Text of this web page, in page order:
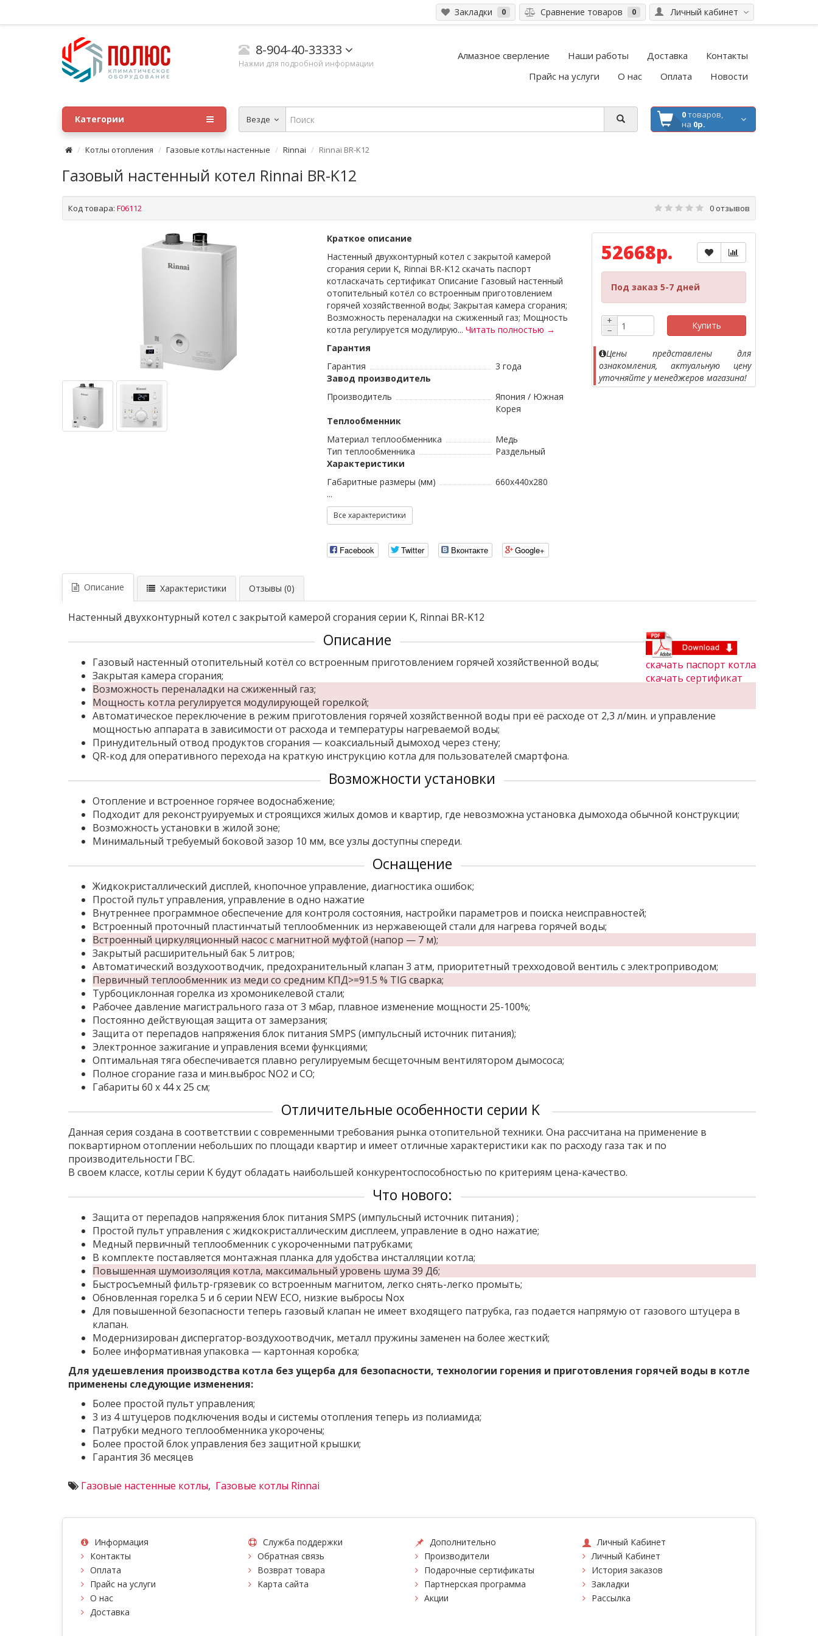
Личный кабинет
Закладки 0 Сравнение товаров 0
8-904-40-33333
Нажми для подробной информации
Алмазное сверление Наши работы Доставка
Контакты
Прайс на услуги
О нас Оплата Новости
Везде 0товаров,
на 0р.
Категории
Котлы отопления Газовые котлы настенные Rinnai Rinnai BR-K12
Газовый настенный котел Rinnai BR-K12
Код товара: F06112 0 отзывов
Краткое описание
Настенный двухконтурный котел с закрытой камерой
сгорания серии K, Rinnai BR-K12 скачать паспорт
котласкачать сертификат Описание Газовый настенный
отопительный котёл со встроенным приготовлением
горячей хозяйственной воды; Закрытая камера сгорания;
Возможность переналадки на сжиженный газ; Мощность
котла регулируется модулирую... Читать полностью →
Гарантия
Гарантия
3 года
Завод производитель
Производитель
Япония / Южная
Корея
Теплообменник
Материал теплообменника
Медь
Тип теплообменника
Раздельный
Характеристики
Габаритные размеры (мм)
660x440x280
...
Все характеристики
Facebook Twitter Вконтакте Google+
52668р.
Под заказ 5-7 дней
+
−
Купить
Цены представлены для
ознакомления, актуальную цену
уточняйте у менеджеров магазина!
Описание Характеристики Отзывы (0)
Настенный двухконтурный котел с закрытой камерой сгорания серии K, Rinnai BR-K12
скачать паспорт котла
скачать сертификат
Описание
Газовый настенный отопительный котёл со встроенным приготовлением горячей хозяйственной воды;
Закрытая камера сгорания;
Возможность переналадки на сжиженный газ;
Мощность котла регулируется модулирующей горелкой;
Автоматическое переключение в режим приготовления горячей хозяйственной воды при её расходе от 2,3 л/мин. и управление
мощностью аппарата в зависимости от расхода и температуры нагреваемой воды;
Принудительный отвод продуктов сгорания — коаксиальный дымоход через стену;
QR-код для оперативного перехода на краткую инструкцию котла для пользователей смартфона.
Возможности установки
Отопление и встроенное горячее водоснабжение;
Подходит для реконструируемых и строящихся жилых домов и квартир, где невозможна установка дымохода обычной конструкции;
Возможность установки в жилой зоне;
Минимальный требуемый боковой зазор 10 мм, все узлы доступны спереди.
Оснащение
Жидкокристаллический дисплей, кнопочное управление, диагностика ошибок;
Простой пульт управления, управление в одно нажатие
Внутреннее программное обеспечение для контроля состояния, настройки параметров и поиска неисправностей;
Встроенный проточный пластинчатый теплообменник из нержавеющей стали для нагрева горячей воды;
Встроенный циркуляционный насос с магнитной муфтой (напор — 7 м);
Закрытый расширительный бак 5 литров;
Автоматический воздухоотводчик, предохранительный клапан 3 атм, приоритетный трехходовой вентиль с электроприводом;
Первичный теплообменник из меди со средним КПД>=91.5 % TIG сварка;
Турбоциклонная горелка из хромоникелевой стали;
Рабочее давление магистрального газа от 3 мбар, плавное изменение мощности 25-100%;
Постоянно действующая защита от замерзания;
Защита от перепадов напряжения блок питания SMPS (импульсный источник питания);
Электронное зажигание и управления всеми функциями;
Оптимальная тяга обеспечивается плавно регулируемым бесщеточным вентилятором дымососа;
Полное сгорание газа и мин.выброс NO2 и CO;
Габариты 60 х 44 х 25 см;
Отличительные особенности серии K​
Данная серия создана в соответствии с современными требования рынка отопительной техники. Она рассчитана на применение в
поквартирном отоплении небольших по площади квартир и имеет отличные характеристики как по расходу газа так и по
производительности ГВС.
В своем классе, котлы серии K будут обладать наибольшей конкурентоспособностью по критериям цена-качество.
Что нового:
Защита от перепадов напряжения блок питания SMPS (импульсный источник питания) ;
Простой пульт управления с жидкокристаллическим дисплеем, управление в одно нажатие;
Медный первичный теплообменник с укороченными патрубками;
В комплекте поставляется монтажная планка для удобства инсталляции котла;
Повышенная шумоизоляция котла, максимальный уровень шума 39 Дб;
Быстросъемный фильтр-грязевик со встроенным магнитом, легко снять-легко промыть;
Обновленная горелка 5 и 6 серии NEW ECO, низкие выбросы Nox
Для повышенной безопасности теперь газовый клапан не имеет входящего патрубка, газ подается напрямую от газового штуцера в
клапан.
Модернизирован диспергатор-воздухоотводчик, металл пружины заменен на более жесткий;
Более информативная упаковка — картонная коробка;
Для удешевления производства котла без ущерба для безопасности, технологии горения и приготовления горячей воды в котле
применены следующие изменения:
Более простой пульт управления;
3 из 4 штуцеров подключения воды и системы отопления теперь из полиамида;
Патрубки медного теплообменника укорочены;
Более простой блок управления без защитной крышки;
Гарантия 36 месяцев
Газовые настенные котлы, Газовые котлы Rinnai
Информация
Контакты
Оплата
Прайс на услуги
О нас
Доставка
Служба поддержки
Обратная связь
Возврат товара
Карта сайта
Дополнительно
Производители
Подарочные сертификаты
Партнерская программа
Акции
Личный Кабинет
Личный Кабинет
История заказов
Закладки
Рассылка